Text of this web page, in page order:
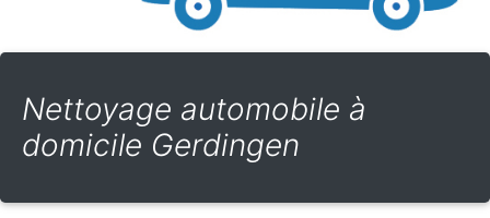
Nettoyage automobile à
domicile Gerdingen